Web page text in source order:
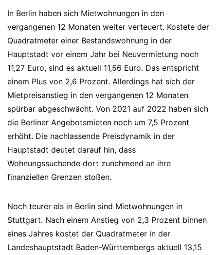
In Berlin haben sich Mietwohnungen in den
vergangenen 12 Monaten weiter verteuert. Kostete der
Quadratmeter einer Bestandswohnung in der
Hauptstadt vor einem Jahr bei Neuvermietung noch
11,27 Euro, sind es aktuell 11,56 Euro. Das entspricht
einem Plus von 2,6 Prozent. Allerdings hat sich der
Mietpreisanstieg in den vergangenen 12 Monaten
spürbar abgeschwächt. Von 2021 auf 2022 haben sich
die Berliner Angebotsmieten noch um 7,5 Prozent
erhöht. Die nachlassende Preisdynamik in der
Hauptstadt deutet darauf hin, dass
Wohnungssuchende dort zunehmend an ihre
finanziellen Grenzen stoßen.
Noch teurer als in Berlin sind Mietwohnungen in
Stuttgart. Nach einem Anstieg von 2,3 Prozent binnen
eines Jahres kostet der Quadratmeter in der
Landeshauptstadt Baden-Württembergs aktuell 13,15